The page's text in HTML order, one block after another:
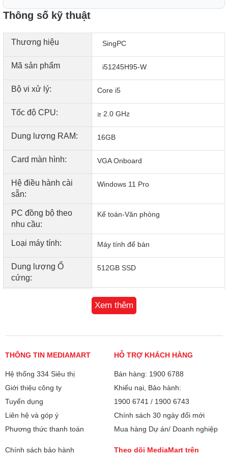
Đa dạng cổng kết nối cho nhu cầu làm việc và giải trí
Dù sở hữu kích thước nhỏ gọn, Mini ITX SingPC vẫn được
trang bị loạt cổng kết nối đầy đủ ở cả mặt trước và sau. Bạn
sẽ tìm thấy cổng USB 3.2, USB Type C, HDMI, LAN (RJ45),
jack âm thanh, thậm chí cả cổng
VGA/COM và khóa Kensington. Nhờ đó, việc kết nối với
màn hình, máy in, tai nghe hay các thiết bị lưu trữ trở nên
Kết nối không dây nhanh nhạy với Wi-Fi 6 và Bluetooth
5.2
Không còn những dây cáp rườm rà, Mini ITX SingPC
nối Internet ổn định, nhanh hơn nhiều so với thế hệ cũ.
Thêm vào đó, Bluetooth 5.2 giúp bạn ghép nối chuột, bàn
Thông số kỹ thuật
Thương hiệu SingPC
Mã sản phẩm i51245H95-W
Bộ vi xử lý: Core i5
Tốc độ CPU: ≥ 2.0 GHz
Dung lượng RAM: 16GB
Card màn hình: VGA Onboard
Hệ điều hành cài
sẵn:
Windows 11 Pro
PC đồng bộ theo
nhu cầu:
Kế toán-Văn phòng
Loại máy tính: Máy tính để bàn
Dung lượng Ổ
cứng:
512GB SSD
Wifi, Bluetooth
Xem thêm
THÔNG TIN MEDIAMART
Hệ thống 334 Siêu thị
Giới thiệu công ty
Tuyển dụng
Liên hệ và góp ý
Phương thức thanh toán
HỖ TRỢ KHÁCH HÀNG
Bán hàng: 1900 6788
Khiếu nại, Bảo hành:
1900 6741 / 1900 6743
Chính sách 30 ngày đổi mới
Mua hàng Dự án/ Doanh nghiệp
Chính sách bảo hành Theo dõi MediaMart trên